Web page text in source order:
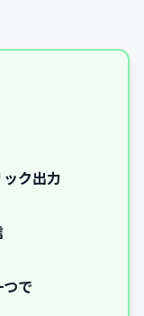
ク出力
で